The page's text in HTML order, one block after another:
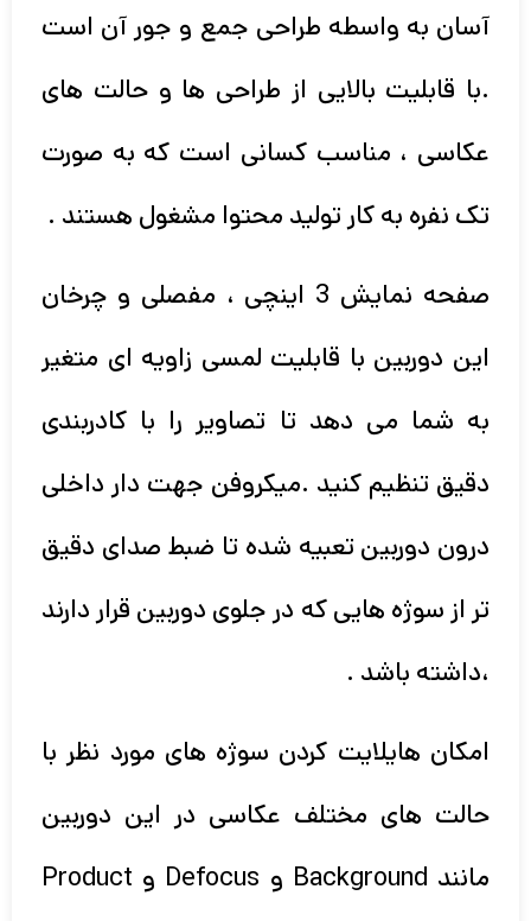
آسان به واسطه طراحی جمع و جور آن است
.با قابلیت بالایی از طراحی ها و حالت های
عکاسی ، مناسب کسانی است که به صورت
تک نفره به کار تولید محتوا مشغول هستند .
صفحه نمایش 3 اینچی ، مفصلی و چرخان
این دوربین با قابلیت لمسی زاویه ای متغیر
به شما می دهد تا تصاویر را با کادربندی
دقیق تنظیم کنید .میکروفن جهت دار داخلی
درون دوربین تعبیه شده تا ضبط صدای دقیق
تر از سوژه هایی که در جلوی دوربین قرار دارند
،داشته باشد .
امکان هایلایت کردن سوژه های مورد نظر با
حالت های مختلف عکاسی در این دوربین
مانند Background و Defocus و Product